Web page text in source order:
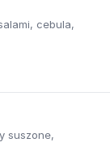
cebula,
suszone,